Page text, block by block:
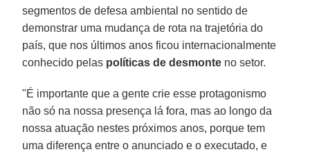
segmentos de defesa ambiental no sentido de
demonstrar uma mudança de rota na trajetória do
país, que nos últimos anos ficou internacionalmente
conhecido pelas políticas de desmonte no setor.
"É importante que a gente crie esse protagonismo
não só na nossa presença lá fora, mas ao longo da
nossa atuação nestes próximos anos, porque tem
uma diferença entre o anunciado e o executado, e